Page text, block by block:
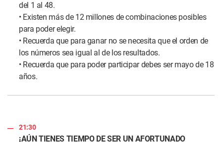
del 1 al 48.
• Existen más de 12 millones de combinaciones posibles
para poder elegir.
• Recuerda que para ganar no se necesita que el orden de
los números sea igual al de los resultados.
• Recuerda que para poder participar debes ser mayo de 18
años.
21:30
¡AÚN TIENES TIEMPO DE SER UN AFORTUNADO